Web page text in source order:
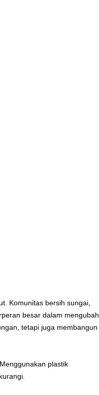
Komunitas bersih sungai,
besar dalam mengubah
tetapi juga membangun
plastik